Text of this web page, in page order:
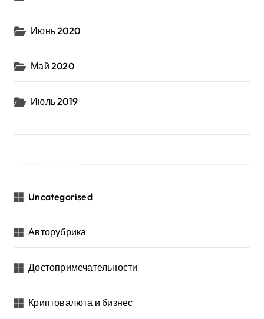
Июнь 2020
Май 2020
Июль 2019
Uncategorised
Авторубрика
Достопримечательности
Криптовалюта и бизнес